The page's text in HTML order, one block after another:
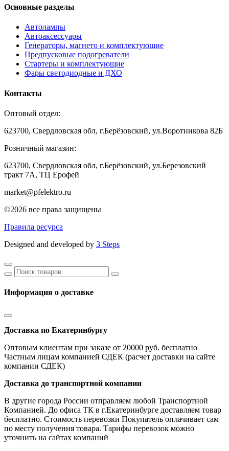
Основные разделы
Автолампы
Автоаксессуары
Генераторы, магнето и комплектующие
Предпусковые подогреватели
Стартеры и комплектующие
Фары светодиодные и ДХО
Контакты
Оптовый отдел:
623700, Свердловская обл, г.Берёзовский, ул.Воротникова 82Б
Розничный магазин:
623700, Свердловская обл, г.Берёзовский, ул.Березовский
тракт 7А, ТЦ Ерофей
market@pfelektro.ru
©2026 все права защищены
Правила ресурса
Designed and developed by 3 Steps
Информация о доставке
Доставка по Екатеринбургу
Оптовым клиентам при заказе от 20000 руб. бесплатно
Частным лицам компанией СДЕК (расчет доставки на сайте
компании СДЕК)
Доставка до транспортной компании
В другие города России отправляем любой Транспортной
Компанией. До офиса ТК в г.Екатеринбурге доставляем товар
бесплатно. Стоимость перевозки Покупатель оплачивает сам
по месту получения товара. Тарифы перевозок можно
уточнить на сайтах компаний